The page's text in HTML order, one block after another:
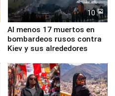
10
Al menos 17 muertos en
bombardeos rusos contra
Kiev y sus alrededores